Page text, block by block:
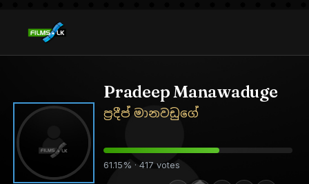
Pradeep Manawaduge
ප්‍රදීප් මානවඩුගේ
61.15% · 417 votes